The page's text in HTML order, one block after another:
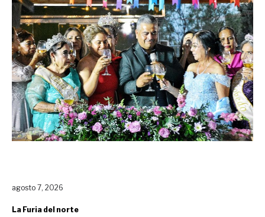
agosto 7, 2026
La Furia del norte